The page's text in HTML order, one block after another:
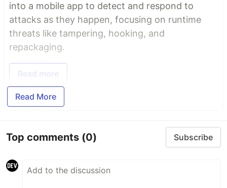
into a mobile app to detect and respond to
attacks as they happen, focusing on runtime
threats like tampering, hooking, and
repackaging.
Read more
Read More
Top comments (0) Subscribe